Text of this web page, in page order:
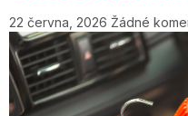
22 června, 2026 Žádné